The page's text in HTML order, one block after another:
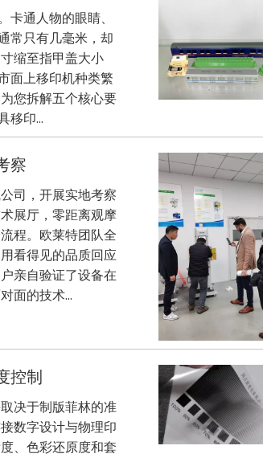
通人物的眼睛、
常只有几毫米，却
缩至指甲盖大小
面上移印机种类繁
您拆解五个核心要
移印...
察
司，开展实地考察
展厅，零距离观摩
程。欧莱特团队全
看得见的品质回应
亲自验证了设备在
面的技术...
控制
决于制版菲林的准
数字设计与物理印
、色彩还原度和套